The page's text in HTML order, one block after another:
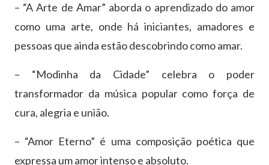
– “A Arte de Amar” aborda o aprendizado do amor
como uma arte, onde há iniciantes, amadores e
pessoas que ainda estão descobrindo como amar.
– “Modinha da Cidade” celebra o poder
transformador da música popular como força de
cura, alegria e união.
– “Amor Eterno” é uma composição poética que
expressa um amor intenso e absoluto.